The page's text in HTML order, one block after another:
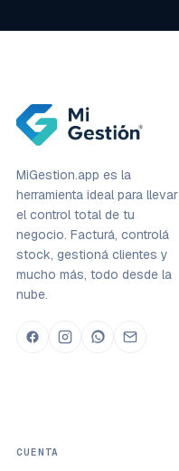
MiGestion.app es la
herramienta ideal para llevar
el control total de tu
negocio. Facturá, controlá
stock, gestioná clientes y
mucho más, todo desde la
nube.
CUENTA